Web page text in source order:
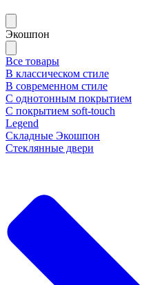
Экошпон
Все товары
В классическом стиле
В современном стиле
С однотонным покрытием
С покрытием soft-touch
Legend
Складные Экошпон
Стеклянные двери